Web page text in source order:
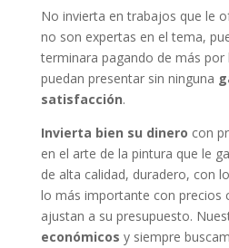
No invierta en trabajos que le
no son expertas en el tema,
terminara pagando de más por
puedan presentar sin ninguna
satisfacción.
Invierta bien su dinero con
en el arte de la pintura que le
de alta calidad, duradero, con
lo más importante con precios
ajustan a su presupuesto.
económicos y siempre